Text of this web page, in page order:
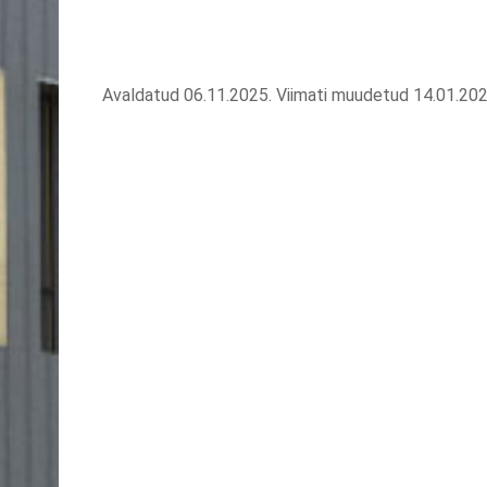
Avaldatud 06.11.2025. Viimati muudetud